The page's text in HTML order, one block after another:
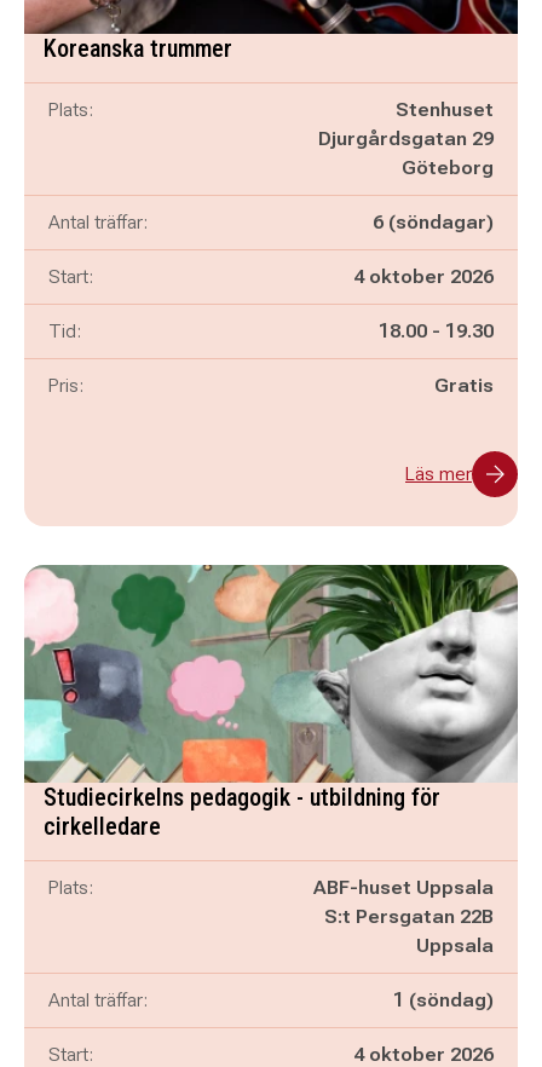
Koreanska trummer
Plats:
Stenhuset
Djurgårdsgatan 29
Göteborg
Antal träffar: 6 (söndagar)
Start: 4 oktober 2026
Tid: Pågår mellan
18.00 - och
19.30
Pris: Gratis
Läs mer
Studiecirkelns pedagogik - utbildning för
cirkelledare
Plats:
ABF-huset Uppsala
S:t Persgatan 22B
Uppsala
Antal träffar: 1 (söndag)
Start: 4 oktober 2026